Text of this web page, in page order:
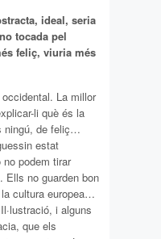
ideal, seria
tocada pel
feliç, viuria més
La millor
li què és la
ningú, de feliç…
estat
podem tirar
Ells no guarden bon
cultura europea…
i alguns
que els